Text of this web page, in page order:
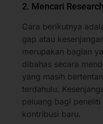
2. Mencari
Cara berikutnya
gap atau
merupakan bagian
dibahas secara
yang masih
terdahulu.
peluang bagi
kontribusi baru.